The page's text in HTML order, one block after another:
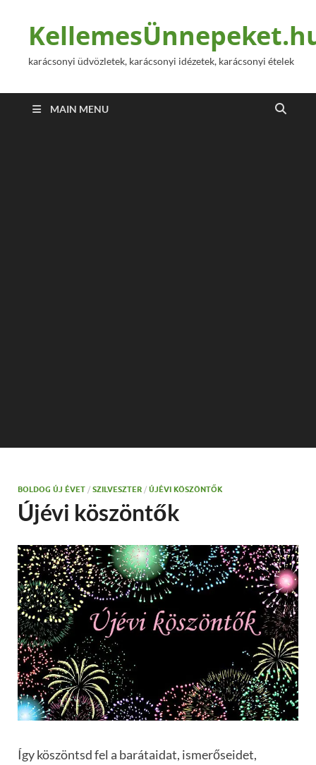
karácsonyi üdvözletek, karácsonyi idézetek, karácsonyi ételek
MAIN MENU
BOLDOG ÚJ ÉVET / SZILVESZTER / ÚJÉVI KÖSZÖNTŐK
Újévi köszöntők
Így köszöntsd fel a barátaidat, ismerőseidet,